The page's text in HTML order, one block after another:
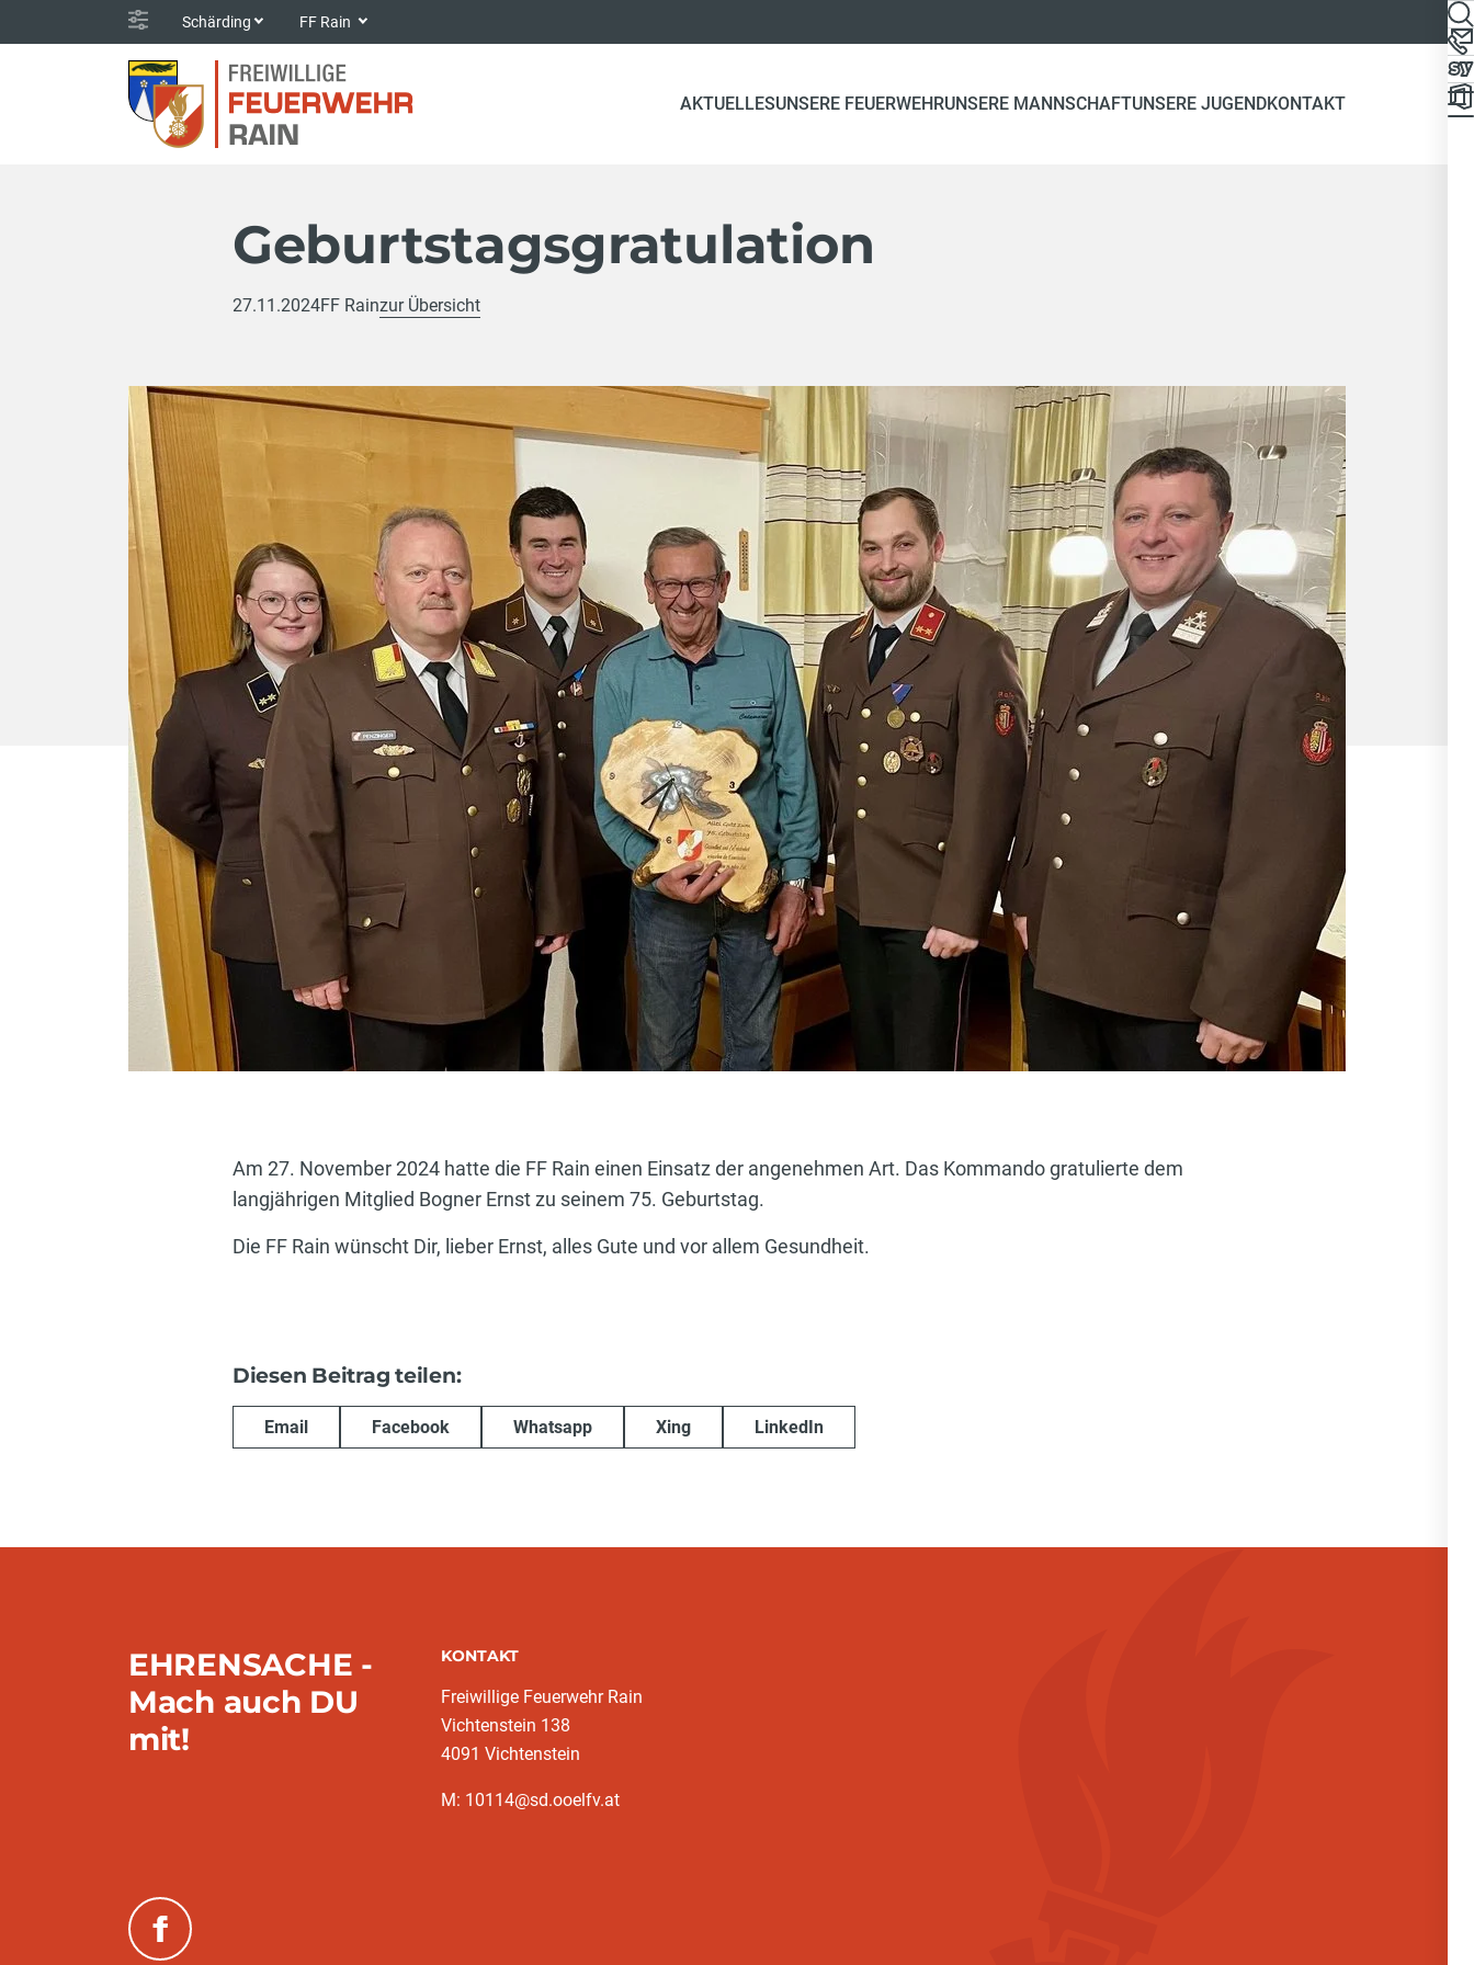
Schärding FF Rain
AKTUELLESUNSERE FEUERWEHRUNSERE MANNSCHAFTUNSERE JUGENDKONTAKT
Geburtstagsgratulation
27.11.2024FF Rainzur Übersicht
Am 27. November 2024 hatte die FF Rain einen Einsatz der angenehmen Art. Das Kommando gratulierte dem
langjährigen Mitglied Bogner Ernst zu seinem 75. Geburtstag.
Die FF Rain wünscht Dir, lieber Ernst, alles Gute und vor allem Gesundheit.
Diesen Beitrag teilen:
Email Facebook Whatsapp Xing LinkedIn
EHRENSACHE -
Mach auch DU
mit!
KONTAKT
Freiwillige Feuerwehr Rain
Vichtenstein 138
4091 Vichtenstein
M: 10114@sd.ooelfv.at
(neues Fenster)